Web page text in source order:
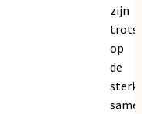
zijn
trots
op
de